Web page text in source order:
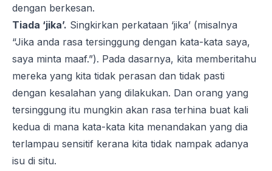
dengan berkesan.
Tiada ‘jika’. Singkirkan perkataan ‘jika’ (misalnya
“Jika anda rasa tersinggung dengan kata-kata saya,
saya minta maaf.”). Pada dasarnya, kita memberitahu
mereka yang kita tidak perasan dan tidak pasti
dengan kesalahan yang dilakukan. Dan orang yang
tersinggung itu mungkin akan rasa terhina buat kali
kedua di mana kata-kata kita menandakan yang dia
terlampau sensitif kerana kita tidak nampak adanya
isu di situ.